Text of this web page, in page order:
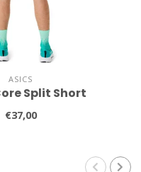
ASICS
Split Short
€37,00